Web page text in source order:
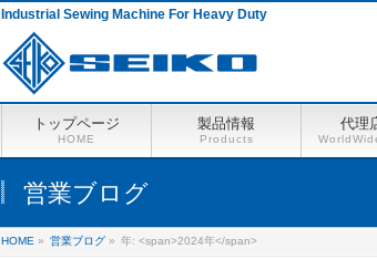
Industrial Sewing Machine For Heavy Duty
トップページ
HOME
製品情報
Products
代理
営業ブログ
HOME » 営業ブログ » 年: <span>2024年</span>